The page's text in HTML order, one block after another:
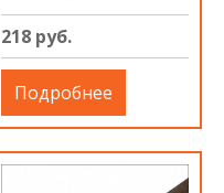
218 руб.
Подробнее